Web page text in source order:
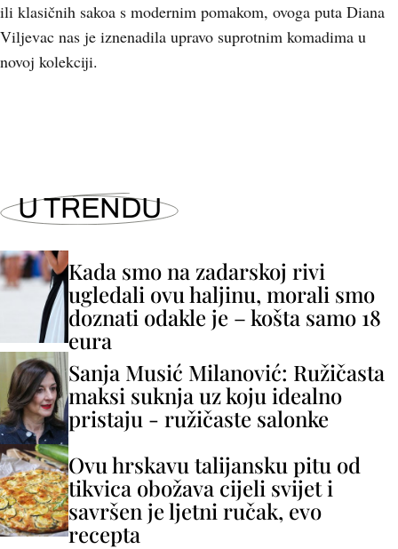
ili klasičnih sakoa s modernim pomakom, ovoga puta Diana
Viljevac nas je iznenadila upravo suprotnim komadima u
novoj kolekciji.
U TRENDU
Kada smo na zadarskoj rivi
ugledali ovu haljinu, morali smo
doznati odakle je – košta samo 18
eura
Sanja Musić Milanović: Ružičasta
maksi suknja uz koju idealno
pristaju - ružičaste salonke
Ovu hrskavu talijansku pitu od
tikvica obožava cijeli svijet i
savršen je ljetni ručak, evo
recepta